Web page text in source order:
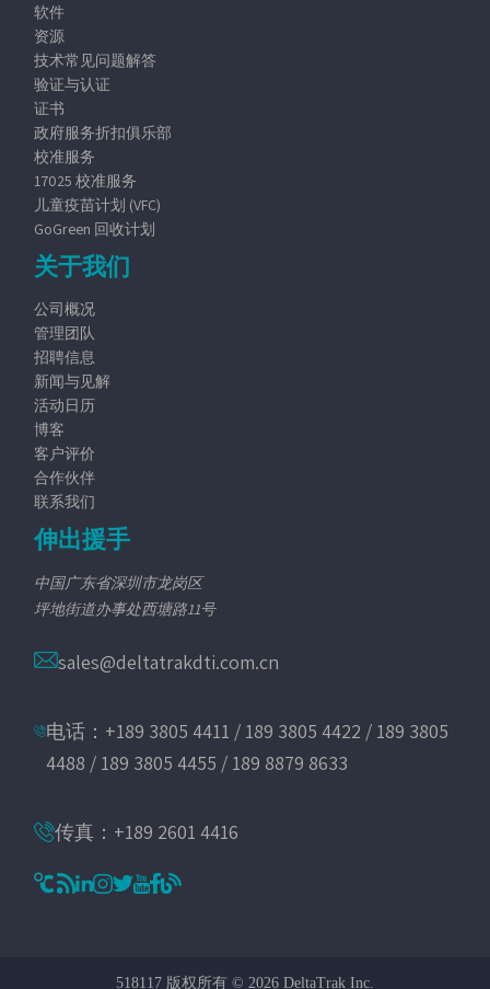
软件
资源
技术常见问题解答
验证与认证
证书
政府服务折扣俱乐部
校准服务
17025 校准服务
儿童疫苗计划 (VFC)
GoGreen 回收计划
关于我们
公司概况
管理团队
招聘信息
新闻与见解
活动日历
博客
客户评价
合作伙伴
联系我们
伸出援手
中国广东省深圳市龙岗区
坪地街道办事处西塘路11号
sales@deltatrakdti.com.cn
电话：+189 3805 4411 / 189 3805 4422 / 189 3805
4488 / 189 3805 4455 / 189 8879 8633
传真：+189 2601 4416
518117 版权所有 © 2026 DeltaTrak Inc.